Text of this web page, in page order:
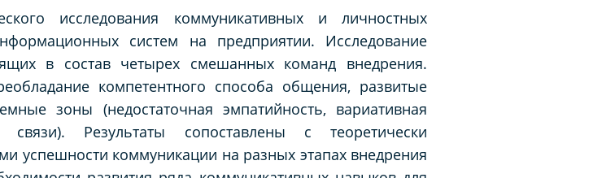
исследования коммуникативных и личностных
систем на предприятии. Исследование
в состав четырех смешанных команд внедрения.
компетентного способа общения, развитые
зоны (недостаточная эмпатийность, вариативная
Результаты сопоставлены с теоретически
успешности коммуникации на разных этапах внедрения